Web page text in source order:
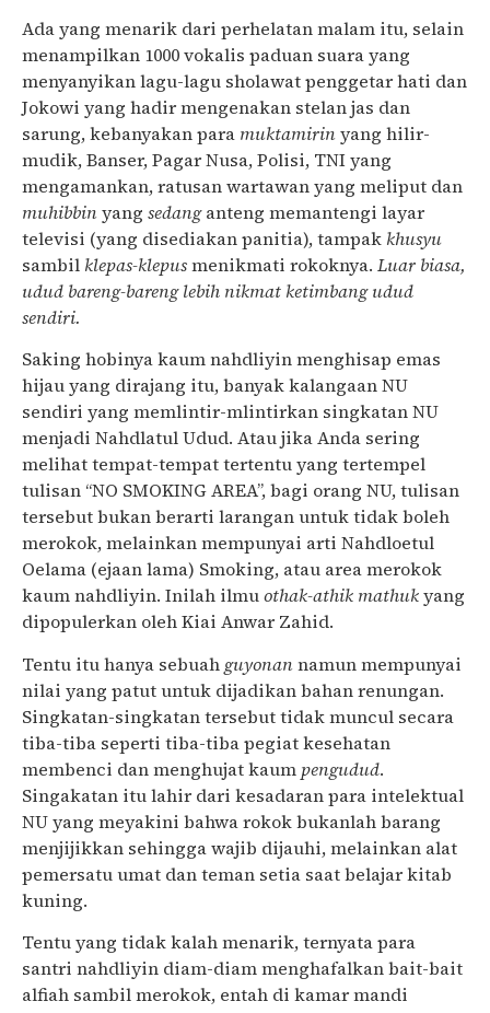
Ada yang menarik dari perhelatan malam itu, selain
menampilkan 1000 vokalis paduan suara yang
menyanyikan lagu-lagu sholawat penggetar hati dan
Jokowi yang hadir mengenakan stelan jas dan
sarung, kebanyakan para muktamirinyang hilir-
mudik, Banser, Pagar Nusa, Polisi, TNI yang
mengamankan, ratusan wartawan yang meliput dan
muhibbinyang sedanganteng memantengi layar
televisi (yang disediakan panitia), tampak khusyu
sambil klepas-klepusmenikmati rokoknya. Luar biasa,
udud bareng-bareng lebih nikmat ketimbang udud
sendiri.
Saking hobinya kaum nahdliyin menghisap emas
hijau yang dirajang itu, banyak kalangaan NU
sendiri yang memlintir-mlintirkan singkatan NU
menjadi Nahdlatul Udud. Atau jika Anda sering
melihat tempat-tempat tertentu yang tertempel
tulisan “NO SMOKING AREA”, bagi orang NU, tulisan
tersebut bukan berarti larangan untuk tidak boleh
merokok, melainkan mempunyai arti Nahdloetul
Oelama (ejaan lama) Smoking, atau area merokok
kaum nahdliyin. Inilah ilmuothak-athik mathukyang
dipopulerkan oleh Kiai Anwar Zahid.
Tentu itu hanya sebuah guyonannamun mempunyai
nilai yang patut untuk dijadikan bahan renungan.
Singkatan-singkatan tersebut tidak muncul secara
tiba-tiba seperti tiba-tiba pegiat kesehatan
membenci dan menghujat kaum pengudud.
Singakatan itu lahir dari kesadaran para intelektual
NU yang meyakini bahwa rokok bukanlah barang
menjijikkan sehingga wajib dijauhi, melainkan alat
pemersatu umat dan teman setia saat belajar kitab
kuning.
Tentu yang tidak kalah menarik, ternyata para
santri nahdliyin diam-diam menghafalkan bait-bait
alfiah sambil merokok, entah di kamar mandi